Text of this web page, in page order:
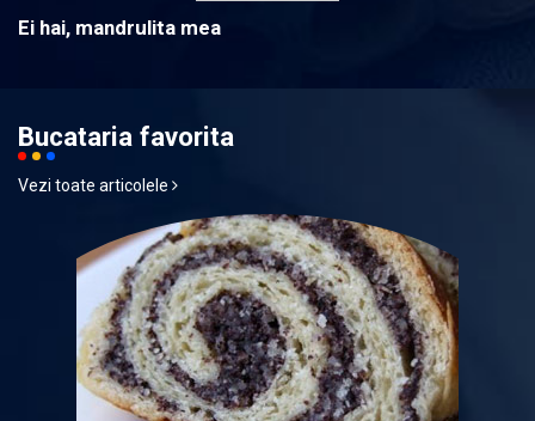
Ei hai, mandrulita mea
Bucataria favorita
Vezi toate articolele